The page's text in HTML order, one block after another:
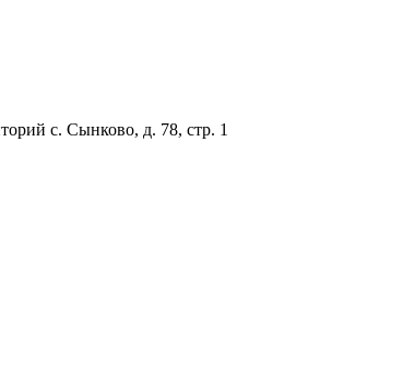
с. Сынково, д. 78, стр. 1